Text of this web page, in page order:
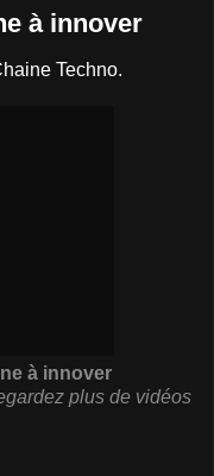
à innover
Techno.
à innover
plus de vidéos